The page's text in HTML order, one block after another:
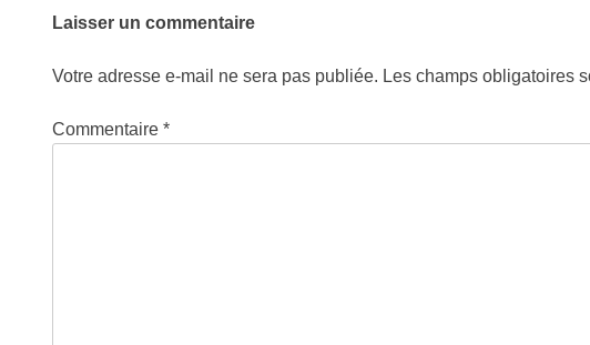
Laisser un commentaire
Votre adresse e-mail ne sera pas publiée. Les champs obligatoires
Commentaire *